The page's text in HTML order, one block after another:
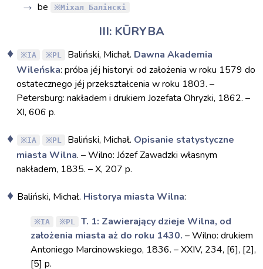
be Міхал Балінскі
III: KŪRYBA
IA PL Baliński, Michał. Dawna Akademia
Wileńska: próba jéj historyi: od założenia w roku 1579 do
ostatecznego jéj przekształcenia w roku 1803. –
Petersburg: nakładem i drukiem Jozefata Ohryzki, 1862. –
XI, 606 p.
IA PL Baliński, Michał. Opisanie statystyczne
miasta Wilna. – Wilno: Józef Zawadzki własnym
nakładem, 1835. – X, 207 p.
Baliński, Michał. Historya miasta Wilna:
IA PL
T. 1: Zawierający dzieje Wilna, od
założenia miasta aż do roku 1430. – Wilno: drukiem
Antoniego Marcinowskiego, 1836. – XXIV, 234, [6], [2],
[5] p.